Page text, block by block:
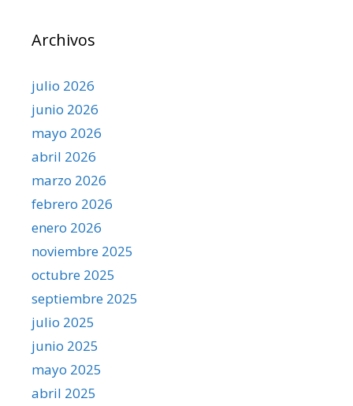
Archivos
julio 2026
junio 2026
mayo 2026
abril 2026
marzo 2026
febrero 2026
enero 2026
noviembre 2025
octubre 2025
septiembre 2025
julio 2025
junio 2025
mayo 2025
abril 2025